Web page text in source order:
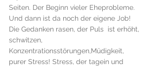
Seiten. Der Beginn vieler Eheprobleme.
Und dann ist da noch der eigene Job!
Die Gedanken rasen, der Puls  ist erhöht,
schwitzen,
Konzentrationsstörungen,Müdigkeit,
purer Stress! Stress, der tagein und